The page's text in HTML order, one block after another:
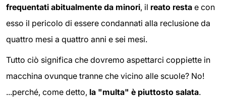
frequentati abitualmente da minori, il reato resta e con
esso il pericolo di essere condannati alla reclusione da
quattro mesi a quattro anni e sei mesi.
Tutto ciò significa che dovremo aspettarci coppiette in
macchina ovunque tranne che vicino alle scuole? No!
...perché, come detto, la "multa" è piuttosto salata.